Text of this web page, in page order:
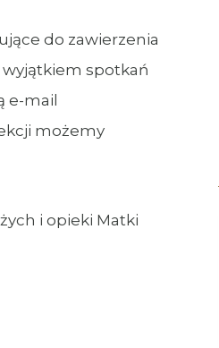
do zawierzenia
wyjątkiem spotkań
e-mail
możemy
i opieki Matki